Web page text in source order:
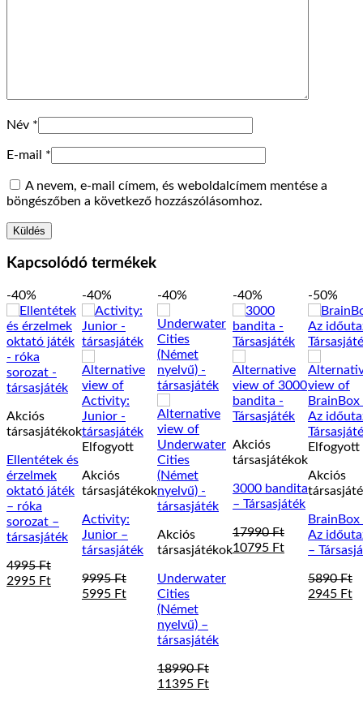
Név *
E-mail *
A nevem, e-mail címem, és weboldalcímem mentése a
böngészőben a következő hozzászólásomhoz.
Kapcsolódó termékek
-40%
Akciós
társasjátékok
Ellentétek és
érzelmek
oktató játék
– róka
sorozat –
társasjáték
4995Ft
Original
2995 FtCurrent
-40%
Elfogyott
Akciós
társasjátékok
Activity:
Junior –
társasjáték
9995Ft
Original
5995 FtCurrent
5995 Ft.
-40%
Akciós
társasjátékok
Underwater
Cities
(Német
nyelvű) –
társasjáték
18990Ft
Original
11395 FtCurrent
-40%
Akciós
társasjátékok
3000 bandita
– Társasjáték
17990Ft
Original
10795 FtCurrent
10795 Ft.
-50%
Elfogyott
Akciós
BrainBox
Az
–
5890Ft
Original
2945 Ft